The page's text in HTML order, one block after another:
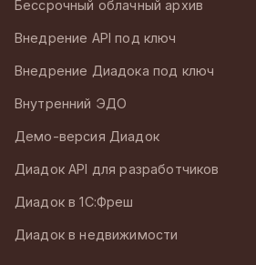
Бессрочный облачный архив
Внедрение API под ключ
Внедрение Диадока под ключ
Внутренний ЭДО
Демо-версия Диадок
Диадок API для разработчиков
Диадок в 1С:Фреш
Диадок в недвижимости